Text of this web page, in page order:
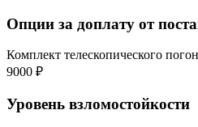
Опции за доплату от
Комплект телескопического
9000 ₽
Уровень взломостойкости